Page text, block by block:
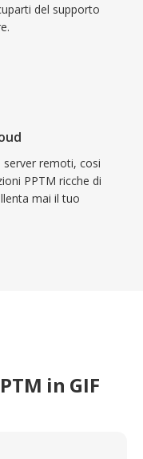
del supporto
server remoti, cosi
PPTM ricche di
mai il tuo
in GIF